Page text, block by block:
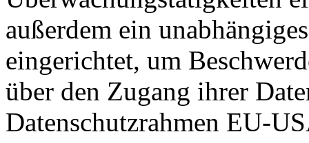
außerdem ein
eingerichtet, um
über den Zugang ihrer
Datenschutzrahmen EU-